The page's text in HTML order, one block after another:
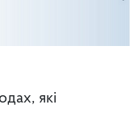
які